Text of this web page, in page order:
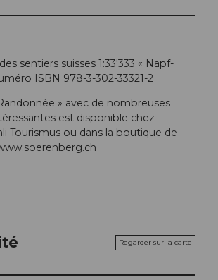
sentiers suisses 1:33'333 « Napf-
ISBN 978-3-302-33321-2
» avec de nombreuses
est disponible chez
Tourismus ou dans la boutique de
Regarder sur la carte